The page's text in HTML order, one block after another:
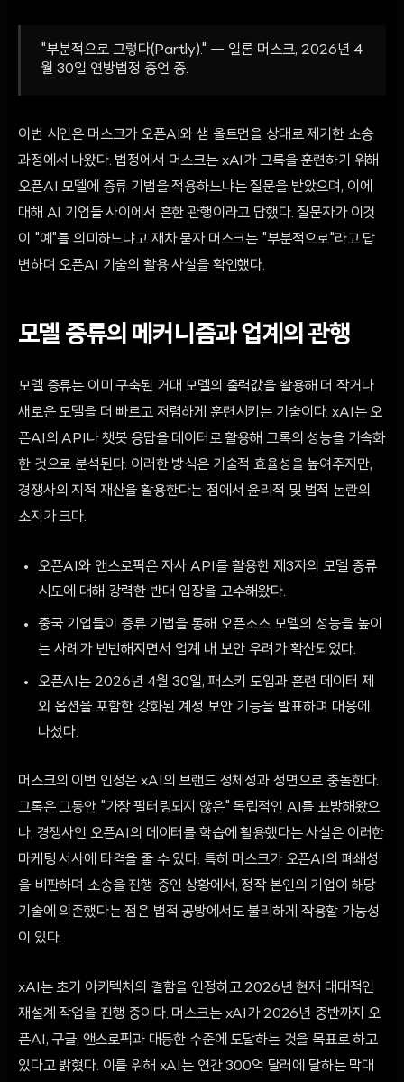
"부분적으로 그렇다(Partly)." — 일론 머스크, 2026년 4
월 30일 연방법정 증언 중.
이번 시인은 머스크가 오픈AI와 샘 올트먼을 상대로 제기한 소송
과정에서 나왔다. 법정에서 머스크는 xAI가 그록을 훈련하기 위해
오픈AI 모델에 증류 기법을 적용하느냐는 질문을 받았으며, 이에
대해 AI 기업들 사이에서 흔한 관행이라고 답했다. 질문자가 이것
이 "예"를 의미하느냐고 재차 묻자 머스크는 "부분적으로"라고 답
변하며 오픈AI 기술의 활용 사실을 확인했다.
모델 증류의 메커니즘과 업계의 관행
모델 증류는 이미 구축된 거대 모델의 출력값을 활용해 더 작거나
새로운 모델을 더 빠르고 저렴하게 훈련시키는 기술이다. xAI는 오
픈AI의 API나 챗봇 응답을 데이터로 활용해 그록의 성능을 가속화
한 것으로 분석된다. 이러한 방식은 기술적 효율성을 높여주지만,
경쟁사의 지적 재산을 활용한다는 점에서 윤리적 및 법적 논란의
소지가 크다.
오픈AI와 앤스로픽은 자사 API를 활용한 제3자의 모델 증류
시도에 대해 강력한 반대 입장을 고수해왔다.
중국 기업들이 증류 기법을 통해 오픈소스 모델의 성능을 높이
는 사례가 빈번해지면서 업계 내 보안 우려가 확산되었다.
오픈AI는 2026년 4월 30일, 패스키 도입과 훈련 데이터 제
외 옵션을 포함한 강화된 계정 보안 기능을 발표하며 대응에
나섰다.
머스크의 이번 인정은 xAI의 브랜드 정체성과 정면으로 충돌한다.
그록은 그동안 "가장 필터링되지 않은" 독립적인 AI를 표방해왔으
나, 경쟁사인 오픈AI의 데이터를 학습에 활용했다는 사실은 이러한
마케팅 서사에 타격을 줄 수 있다. 특히 머스크가 오픈AI의 폐쇄성
을 비판하며 소송을 진행 중인 상황에서, 정작 본인의 기업이 해당
기술에 의존했다는 점은 법적 공방에서도 불리하게 작용할 가능성
이 있다.
xAI는 초기 아키텍처의 결함을 인정하고 2026년 현재 대대적인
재설계 작업을 진행 중이다. 머스크는 xAI가 2026년 중반까지 오
픈AI, 구글, 앤스로픽과 대등한 수준에 도달하는 것을 목표로 하고
있다고 밝혔다. 이를 위해 xAI는 연간 300억 달러에 달하는 막대